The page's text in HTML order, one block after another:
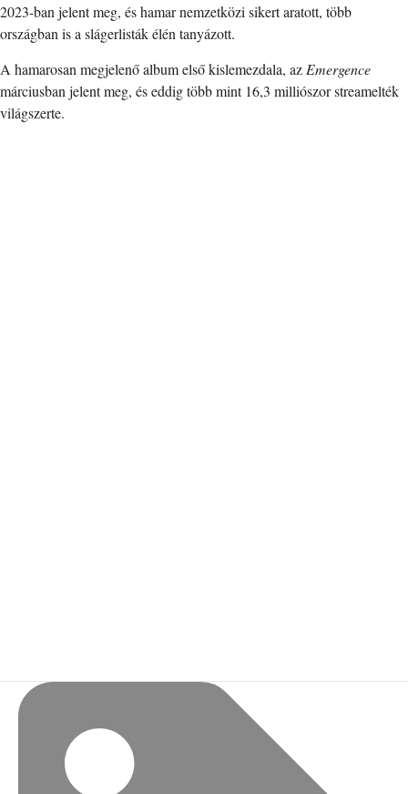
2023-ban jelent meg, és hamar nemzetközi sikert aratott, több
országban is a slágerlisták élén tanyázott.
A hamarosan megjelenő album első kislemezdala, az Emergence
márciusban jelent meg, és eddig több mint 16,3 milliószor streamelték
világszerte.